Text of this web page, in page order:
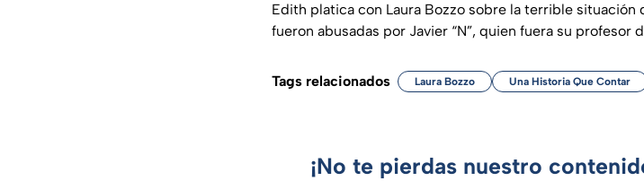
Edith platica con Laura Bozzo sobre la terrible
fueron abusadas por Javier “N”, quien fuera su profesor
Tags relacionados Laura Bozzo Una Historia Que Contar
¡No te pierdas nuestro